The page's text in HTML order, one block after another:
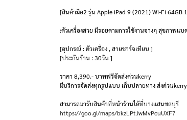
[สินค้ามือ2 รุ่น Apple iPad 9 (2021) Wi-Fi 64GB
:ตัวเครื่องสวย มีรอยตามการใช้งานจางๆ สุขภาพแ
[อุปกรณ์ : ตัวเครื่อง , สายชาร์จเทียบ ]
[ประกันร้าน : 30วัน ]
ราคา 8,390.- บาทฟรีจัดส่งด่วนkerry
มีบริการจัดส่งทุกรูปแบบ เก็บปลายทาง ส่งด่วน
สามารถมารับสินค้าที่หน้าร้านได้ที่บางแสนชลบุรี
https://goo.gl/maps/bkzLPtJwMvPcuUXF7